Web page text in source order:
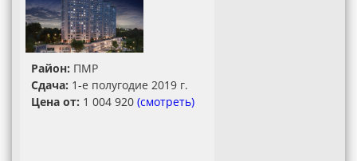
Район: ПМР
Сдача: 1-е полугодие 2019 г.
Цена от: 1 004 920 (смотреть)